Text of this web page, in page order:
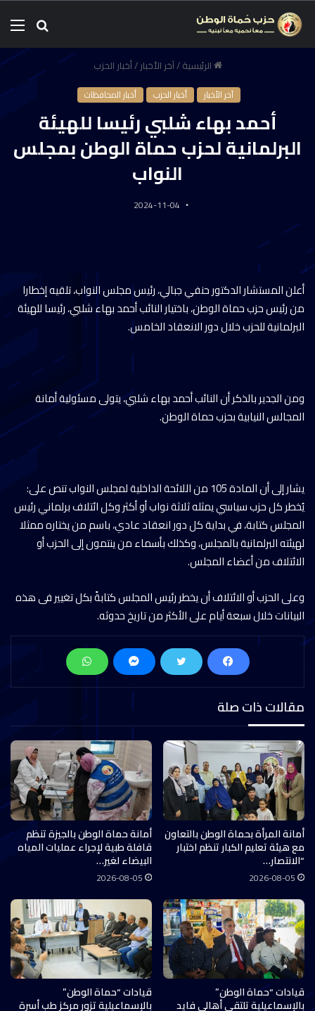
الرئيسية/آخر الأخبار/أخبار الحزب
آخر الأخبار أخبار الحزب أخبار المحافظات
أحمد بهاء شلبي رئيسا للهيئة
البرلمانية لحزب حماة الوطن بمجلس
النواب
2024-11-04
أعلن المستشار الدكتور حنفي جبالي، رئيس مجلس النواب، تلقيه إخطارا
من رئيس حزب حماة الوطن، باختيار النائب أحمد بهاء شلبي، رئيسا للهيئة
البرلمانية للحزب خلال دور الانعقاد الخامس.
ومن الجدير بالذكر أن النائب أحمد بهاء شلبي، يتولى مسئولية أمانة
المجالس النيابية بحزب حماة الوطن.
يشار إلى أن المادة 105 من اللائحة الداخلية لمجلس النواب تنص على:
يُخطر كل حزب سياسي يمثله ثلاثة نواب أو أكثر وكل ائتلاف برلماني رئيس
المجلس كتابة، في بداية كل دور انعقاد عادي، باسم من يختاره ممثلا
لهيئته البرلمانية بالمجلس، وكذلك بأسماء من ينتمون إلى الحزب أو
الائتلاف من أعضاء المجلس.
وعلى الحزب أو الائتلاف أن يخطر رئيس المجلس كتابةً بكل تغيير فى هذه
البيانات خلال سبعة أيام على الأكثر من تاريخ حدوثه.
مقالات ذات صلة
أمانة المرأة بحماة الوطن بالتعاون
مع هيئة تعليم الكبار تنظم اختبار
“الانتصار…
2026-08-05
أمانة حماة الوطن بالجيزة تنظم
قافلة طبية لإجراء عمليات المياه
البيضاء لغير…
2026-08-05
قيادات “حماة الوطن”
بالإسماعيلية تلتقي أهالي فايد
قيادات “حماة الوطن”
بالإسماعيلية تزور مركز طب أسرة